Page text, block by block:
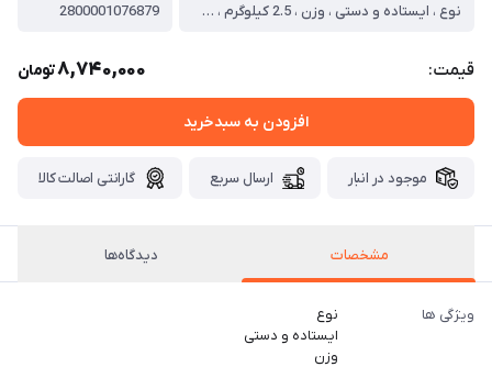
نوع ، ایستاده و دستی ، وزن ، 2.5 کیلوگرم ، میزان شارژ دهی ، بدون باتری (سیم دار) ، مدت زمان شارژ شدن کامل ، بدون باتری (سیم دار) ، جنس بدنه ، پلاستیک مقاوم ، نوع باتری ، بدون باتری (سیم دار) ، ولتاژ باتری ، بدون باتری (سیم دار) ، طول سیم ، 10 متر ، ابعاد ، 25 × 20 × 110 سانتیمتر ، ظرفیت مخزن ، 500 میلی‌لیتر ، میزان صدا ، 75 دسی‌ بل ، قدرت موتور ، 800 وات واقعی ، نوع فیلتر ، فیلتر HEPA قابل شستشو ، اقلام همراه ، سری‌های مختلف و برس گرد و غبار ، سایر مشخصات ، قابلیت فشرده‌سازی زباله‌ها، چرخش 360 درجه سری، قابلیت استفاده بدون پایه (تبدیل به جارو دستی)
2800001076879
قیمت: 8,740,000تومان
افزودن به سبدخرید
موجود در انبار ارسال سریع گارانتی اصالت کالا
مشخصات دیدگاه‌ها
ویژگی ها
نوع
ایستاده و دستی
وزن